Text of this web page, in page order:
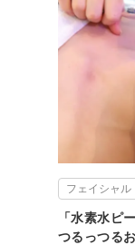
フェイシャル
「水素水ピ
つるっつる